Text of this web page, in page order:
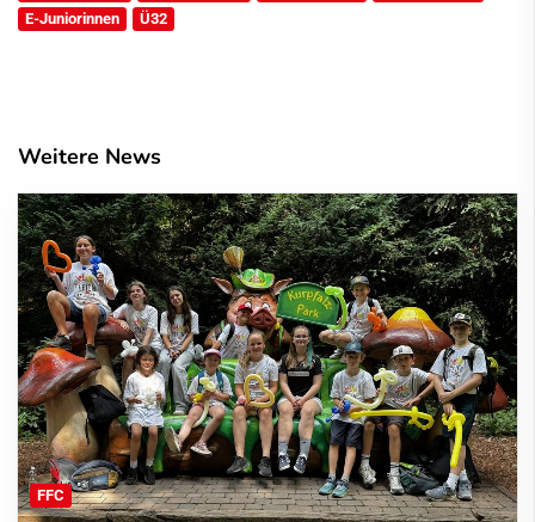
E-Juniorinnen Ü32
Weitere News
FFC